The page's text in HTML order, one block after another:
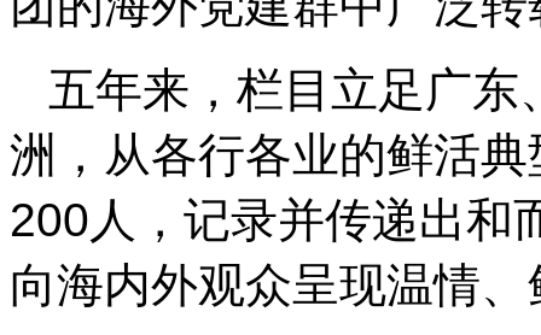
五年来，栏目立足广
洲，从各行各业的鲜活
200人，记录并传递出和
向海内外观众呈现温情